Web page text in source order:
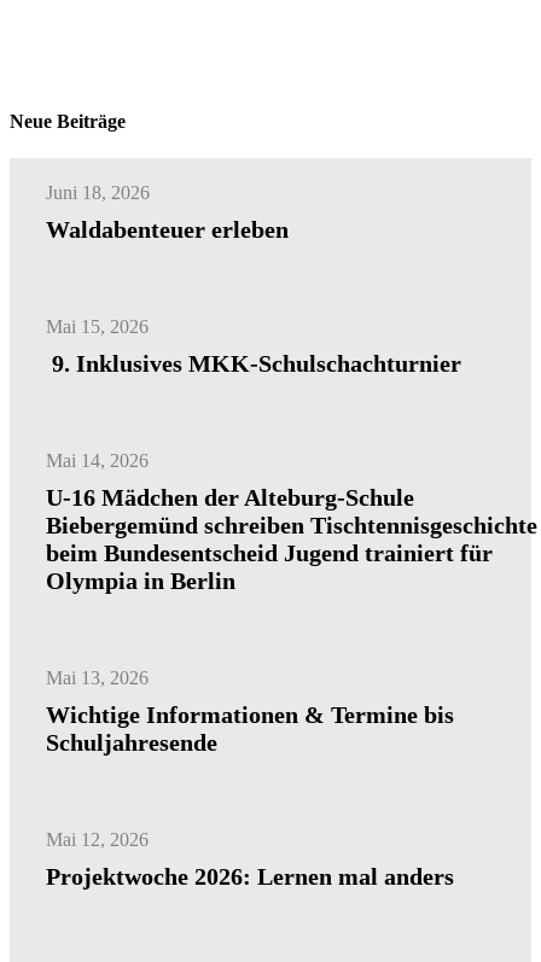
Neue Beiträge
Juni 18, 2026
Waldabenteuer erleben
Mai 15, 2026
9. Inklusives MKK-Schulschachturnier
Mai 14, 2026
U-16 Mädchen der Alteburg-Schule
Biebergemünd schreiben Tischtennisgeschichte
beim Bundesentscheid Jugend trainiert für
Olympia in Berlin
Mai 13, 2026
Wichtige Informationen & Termine bis
Schuljahresende
Mai 12, 2026
Projektwoche 2026: Lernen mal anders